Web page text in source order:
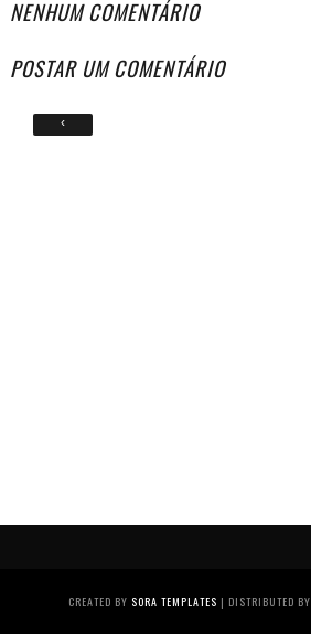
NENHUM COMENTÁRIO
POSTAR UM COMENTÁRIO
‹
CREATED BY SORA TEMPLATES | DISTRIBUTED BY